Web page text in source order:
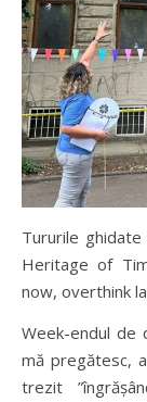
Tururile
Heritage of
now, overthink
Week-endul de
mă pregătesc,
trezit